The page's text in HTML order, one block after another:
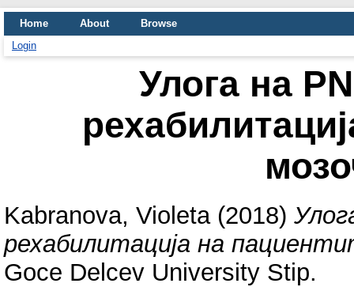
Home About
Browse
Login
Улога на
Kabranova, Violeta(2018)
рехабилитација на
Goce Delcev University Stip.